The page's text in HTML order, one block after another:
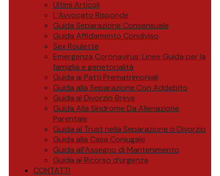
Ultimi Articoli
L’Avvocato Risponde
Guida Separazione Consensuale
Guida Affidamento Condiviso
Sex Roulette
Emergenza Coronavirus: Linee Guida per la
famiglia e genetorialità
Guida ai Patti Prematrimoniali
Guida alla Separazione Con Addebito
Guida al Divorzio Breve
Guida Alla Sindrome Da Alienazione
Parentale
Guida al Trust nella Separazione o Divorzio
Guida alla Casa Coniugale
Guida all’Assegno di Mantenimento
Guida al Ricorso d’urgenza
CONTATTI